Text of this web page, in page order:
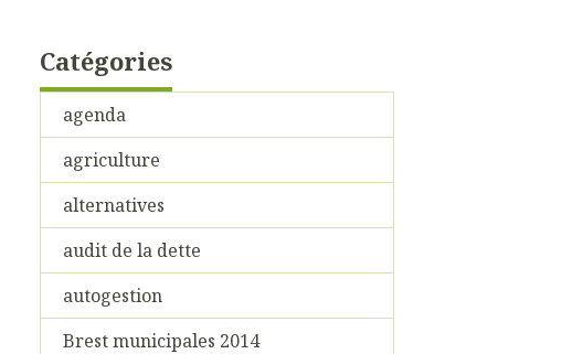
Catégories
agenda
agriculture
alternatives
audit de la dette
autogestion
Brest municipales 2014